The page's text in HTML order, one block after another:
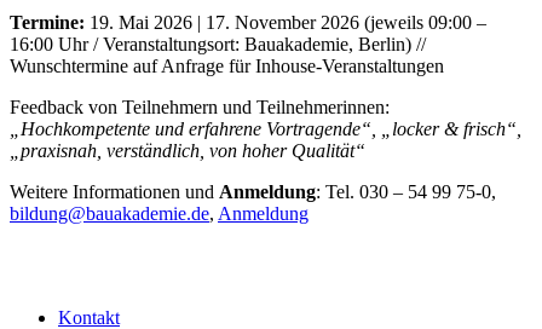
Termine: 19. Mai 2026 | 17. November 2026 (jeweils 09:00 –
16:00 Uhr / Veranstaltungsort: Bauakademie, Berlin) //
Wunschtermine auf Anfrage für Inhouse-Veranstaltungen
Feedback von Teilnehmern und Teilnehmerinnen:
„Hochkompetente und erfahrene Vortragende“, „locker & frisch“,
„praxisnah, verständlich, von hoher Qualität“
Weitere Informationen und Anmeldung: Tel. 030 – 54 99 75-0,
bildung@bauakademie.de, Anmeldung
Kontakt